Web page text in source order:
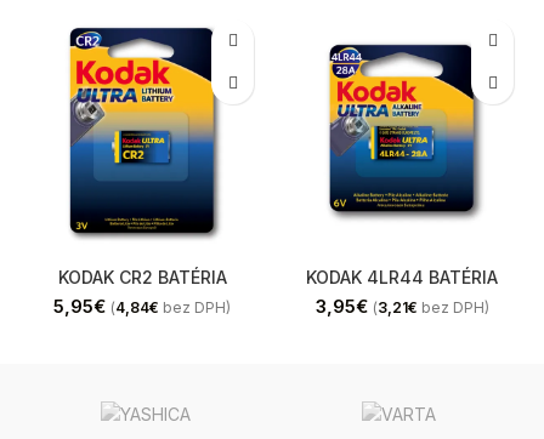
KODAK CR2 BATÉRIA
5,95€ (4,84€ bez DPH)
KODAK 4LR44 BATÉRIA
3,95€ (3,21€ bez DPH)